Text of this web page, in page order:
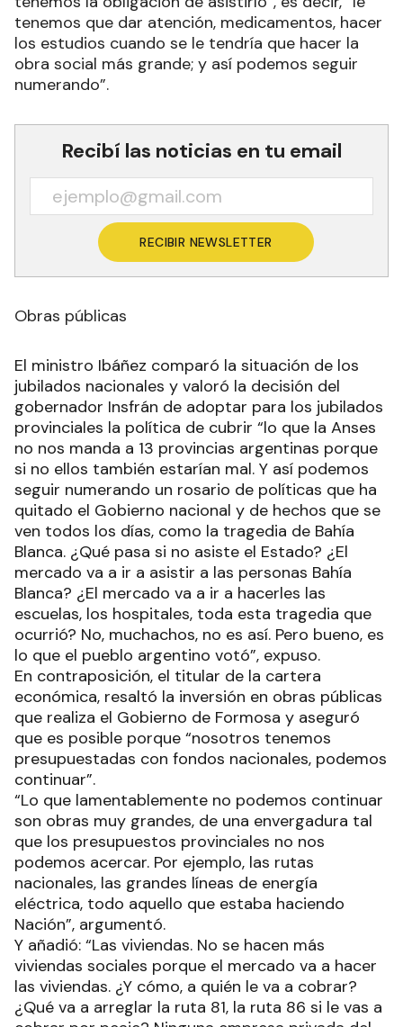
tenemos que dar atención, medicamentos, hacer
los estudios cuando se le tendría que hacer la
obra social más grande; y así podemos seguir
numerando”.
Recibí las noticias en tu email
RECIBIR NEWSLETTER
Obras públicas
El ministro Ibáñez comparó la situación de los
jubilados nacionales y valoró la decisión del
gobernador Insfrán de adoptar para los jubilados
provinciales la política de cubrir “lo que la Anses
no nos manda a 13 provincias argentinas porque
si no ellos también estarían mal. Y así podemos
seguir numerando un rosario de políticas que ha
quitado el Gobierno nacional y de hechos que se
ven todos los días, como la tragedia de Bahía
Blanca. ¿Qué pasa si no asiste el Estado? ¿El
mercado va a ir a asistir a las personas Bahía
Blanca? ¿El mercado va a ir a hacerles las
escuelas, los hospitales, toda esta tragedia que
ocurrió? No, muchachos, no es así. Pero bueno, es
lo que el pueblo argentino votó”, expuso.
En contraposición, el titular de la cartera
económica, resaltó la inversión en obras públicas
que realiza el Gobierno de Formosa y aseguró
que es posible porque “nosotros tenemos
presupuestadas con fondos nacionales, podemos
continuar”.
“Lo que lamentablemente no podemos continuar
son obras muy grandes, de una envergadura tal
que los presupuestos provinciales no nos
podemos acercar. Por ejemplo, las rutas
nacionales, las grandes líneas de energía
eléctrica, todo aquello que estaba haciendo
Nación”, argumentó.
Y añadió: “Las viviendas. No se hacen más
viviendas sociales porque el mercado va a hacer
las viviendas. ¿Y cómo, a quién le va a cobrar?
¿Qué va a arreglar la ruta 81, la ruta 86 si le vas a